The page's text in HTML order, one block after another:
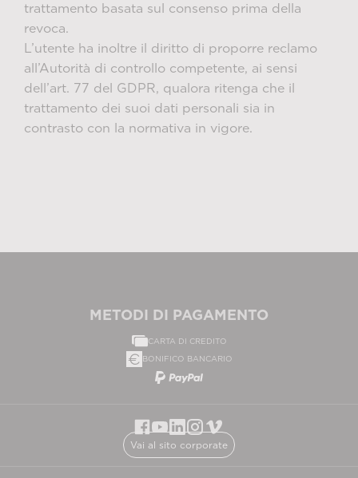
trattamento basata sul consenso prima della
revoca.
L’utente ha inoltre il diritto di proporre reclamo
all’Autorità di controllo competente, ai sensi
dell’art. 77 del GDPR, qualora ritenga che il
trattamento dei suoi dati personali sia in
contrasto con la normativa in vigore.
METODI DI PAGAMENTO
CARTA DI CREDITO
BONIFICO BANCARIO
Vai al sito corporate